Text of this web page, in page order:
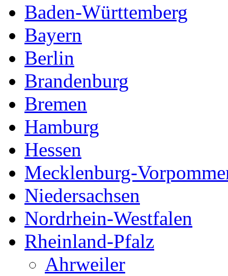
Baden-Württemberg
Bayern
Berlin
Brandenburg
Bremen
Hamburg
Hessen
Mecklenburg-
Niedersachsen
Nordrhein-Westfalen
Rheinland-Pfalz
Ahrweiler